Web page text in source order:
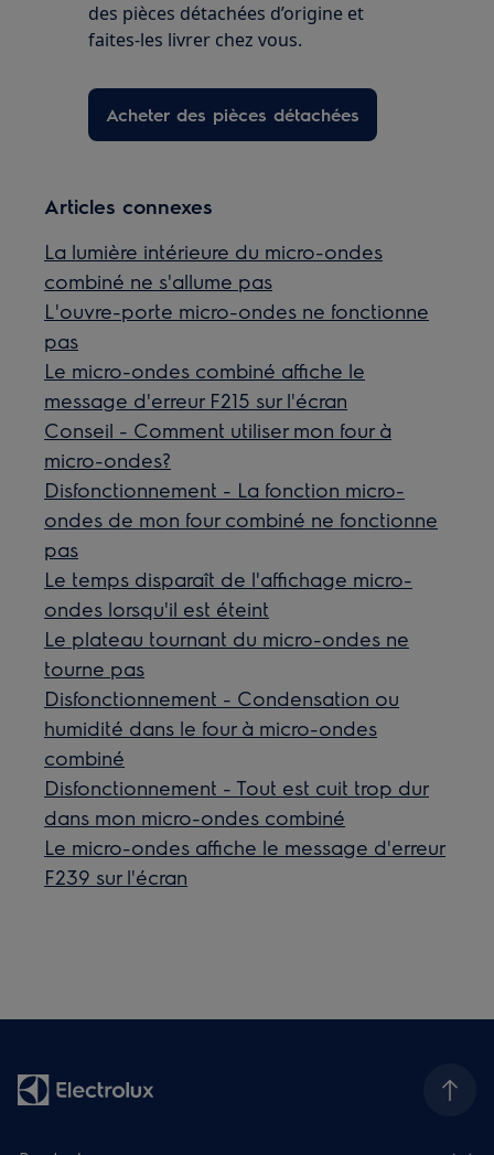
des pièces détachées d’origine et
faites-les livrer chez vous.
Acheter des pièces détachées
Articles connexes
La lumière intérieure du micro-ondes
combiné ne s'allume pas
L'ouvre-porte micro-ondes ne fonctionne
pas
Le micro-ondes combiné affiche le
message d'erreur F215 sur l'écran
Conseil - Comment utiliser mon four à
micro-ondes?
Disfonctionnement - La fonction micro-
ondes de mon four combiné ne fonctionne
pas
Le temps disparaît de l'affichage micro-
ondes lorsqu'il est éteint
Le plateau tournant du micro-ondes ne
tourne pas
Disfonctionnement - Condensation ou
humidité dans le four à micro-ondes
combiné
Disfonctionnement - Tout est cuit trop dur
dans mon micro-ondes combiné
Le micro-ondes affiche le message d'erreur
F239 sur l'écran